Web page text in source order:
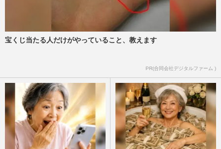
宝くじ当たる人だけがやっていること、教えます
PR(合同会社デジタルファーム )